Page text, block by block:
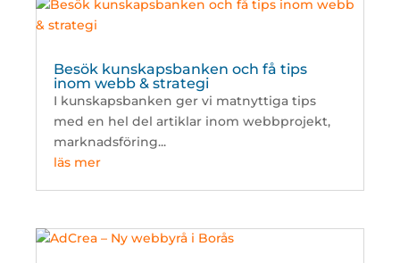
Besök kunskapsbanken och få tips
inom webb & strategi
I kunskapsbanken ger vi matnyttiga tips
med en hel del artiklar inom webbprojekt,
marknadsföring...
läs mer